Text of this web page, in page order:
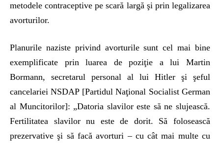
metodele contraceptive pe scară largă şi prin legalizarea
avorturilor.
Planurile naziste privind avorturile sunt cel mai bine
exemplificate prin luarea de poziţie a lui Martin
Bormann, secretarul personal al lui Hitler şi şeful
cancelariei NSDAP [Partidul Naţional Socialist German
al Muncitorilor]: „Datoria slavilor este să ne slujească.
Fertilitatea slavilor nu este de dorit. Să folosească
prezervative şi să facă avorturi – cu cât mai multe cu